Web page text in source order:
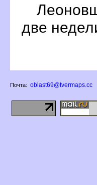
две
Почта: oblast69@tvermaps.cc